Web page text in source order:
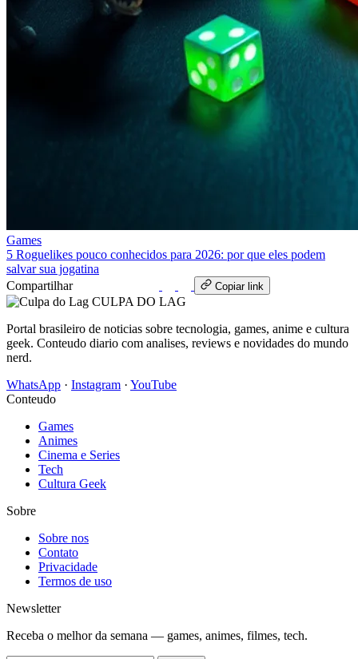
Games
5 Roguelikes pouco conhecidos para 2026: por que eles podem
salvar sua jogatina
Compartilhar
Copiar link
CULPA DO LAG
Portal brasileiro de noticias sobre tecnologia, games, anime e cultura
geek. Conteudo diario com analises, reviews e novidades do mundo
nerd.
WhatsApp · Instagram · YouTube
Conteudo
Games
Animes
Cinema e Series
Tech
Cultura Geek
Sobre
Sobre nos
Contato
Privacidade
Termos de uso
Newsletter
Receba o melhor da semana — games, animes, filmes, tech.